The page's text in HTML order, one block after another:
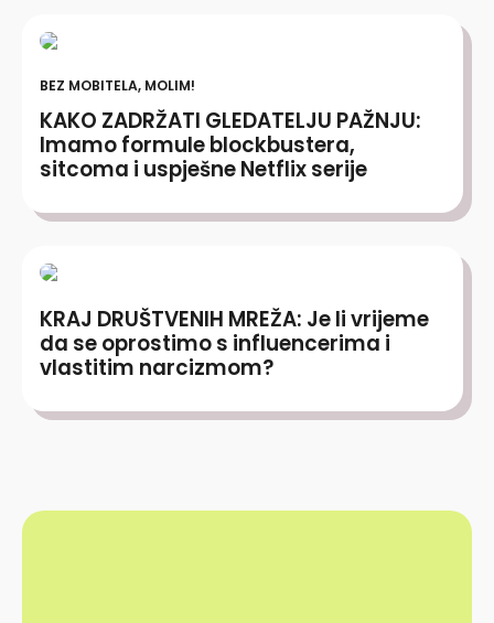
BEZ MOBITELA, MOLIM!
KAKO ZADRŽATI GLEDATELJU PAŽNJU:
Imamo formule blockbustera,
sitcoma i uspješne Netflix serije
KRAJ DRUŠTVENIH MREŽA: Je li vrijeme
da se oprostimo s influencerima i
vlastitim narcizmom?